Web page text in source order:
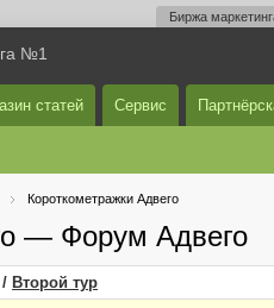
Биржа
№1
статей Сервис
Короткометражки Адвего
— Форум Адвего
/ Второй тур